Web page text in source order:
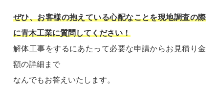
ぜひ、お客様の抱えている心配なことを現地調査の際
に青木工業に質問してください！
解体工事をするにあたって必要な申請からお見積り金
額の詳細まで
なんでもお答えいたします。